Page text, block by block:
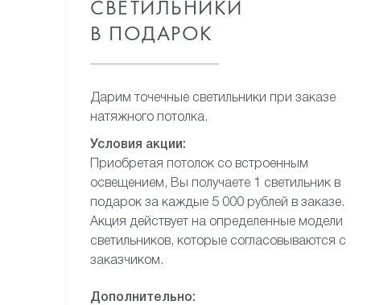
СВЕТИЛЬНИКИ
В ПОДАРОК
Дарим точечные светильники при заказе
натяжного потолка.
Условия акции:
Приобретая потолок со встроенным
освещением, Вы получаете 1 светильник в
подарок за каждые 5 000 рублей в заказе.
Акция действует на определенные модели
светильников, которые согласовываются с
заказчиком.
Дополнительно: